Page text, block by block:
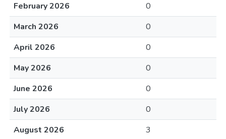
February 2026
0
March 2026
0
April 2026
0
May 2026
0
June 2026
0
July 2026
0
August 2026
3